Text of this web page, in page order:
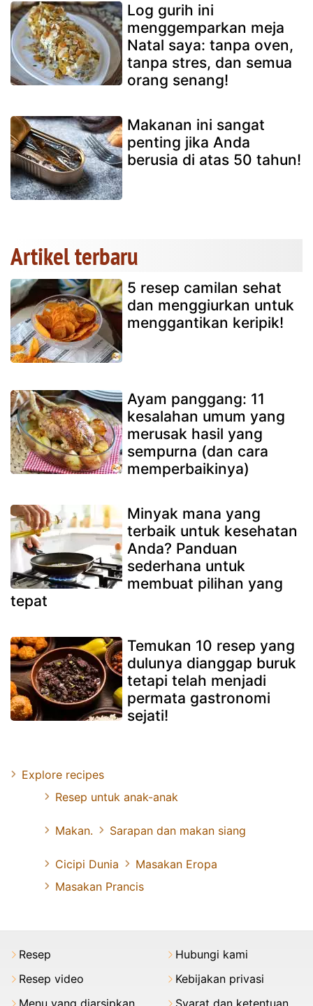
Log gurih ini
menggemparkan meja
Natal saya: tanpa oven,
tanpa stres, dan semua
orang senang!
Makanan ini sangat
penting jika Anda
berusia di atas 50 tahun!
Artikel terbaru
5 resep camilan sehat
dan menggiurkan untuk
menggantikan keripik!
Ayam panggang: 11
kesalahan umum yang
merusak hasil yang
sempurna (dan cara
memperbaikinya)
Minyak mana yang
terbaik untuk kesehatan
Anda? Panduan
sederhana untuk
membuat pilihan yang
tepat
Temukan 10 resep yang
dulunya dianggap buruk
tetapi telah menjadi
permata gastronomi
sejati!
Explore recipes
Resep untuk anak-anak
Makan. Sarapan dan makan siang
Cicipi Dunia
Masakan Eropa
Masakan Prancis
Resep
Resep video
Menu yang diarsipkan
Hubungi kami
Kebijakan privasi
Syarat dan ketentuan